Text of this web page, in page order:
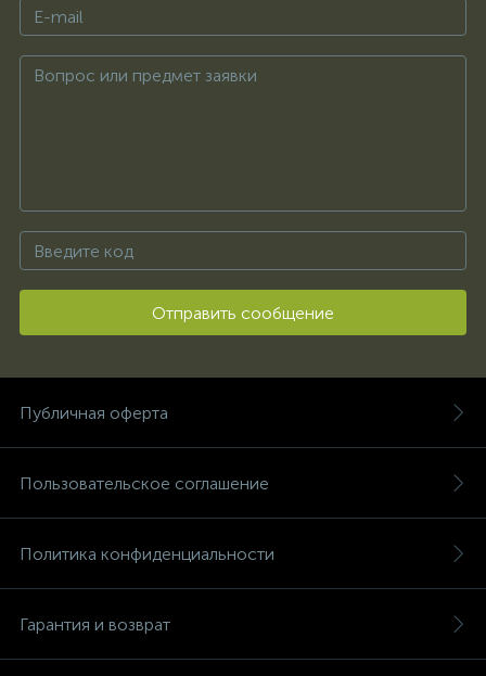
Отправить сообщение
Публичная оферта
Пользовательское соглашение
Политика конфиденциальности
Гарантия и возврат